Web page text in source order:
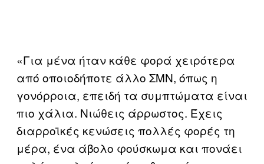
«Για μένα ήταν κάθε φορά χειρότερα
από οποιοδήποτε άλλο ΣΜΝ, όπως η
γονόρροια, επειδή τα συμπτώματα είναι
πιο χάλια. Νιώθεις άρρωστος. Έχεις
διαρροϊκές κενώσεις πολλές φορές τη
μέρα, ένα άβολο φούσκωμα και πονάει